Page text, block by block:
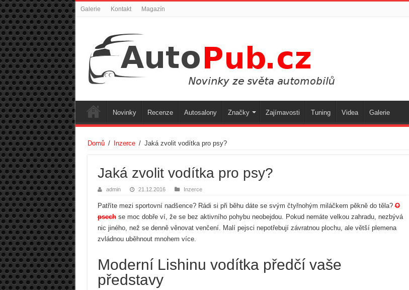
Galerie Kontakt Magazín
Novinky Recenze Autosalony Značky Zajímavosti Tuning Videa Galerie
Domů / Inzerce / Jaká zvolit vodítka pro psy?
Jaká zvolit vodítka pro psy?
admin 21.12.2016 Inzerce
Patříte mezi sportovní nadšence? Rádi si při běhu dáte se svým čtyřnohým miláčkem pěkně do těla?O
psechse moc dobře ví, že se bez aktivního pohybu neobejdou. Pokud nemáte velkou zahradu, nezbývá
nic jiného, než se denně věnovat venčení. Malí pejsci nepotřebují závratnou plochu, ale větší plemena
zvládnou uběhnout mnohem více.
Moderní Lishinu vodítka předčí vaše
představy